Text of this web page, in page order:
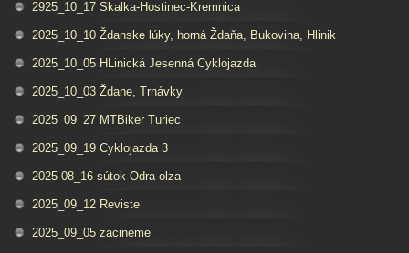
2925_10_17 Skalka-Hostinec-Kremnica
2025_10_10 Ždanske lúky, horná Ždaňa, Bukovina, Hlinik
2025_10_05 HLinická Jesenná Cyklojazda
2025_10_03 Ždane, Trnávky
2025_09_27 MTBiker Turiec
2025_09_19 Cyklojazda 3
2025-08_16 sútok Odra olza
2025_09_12 Reviste
2025_09_05 zacineme